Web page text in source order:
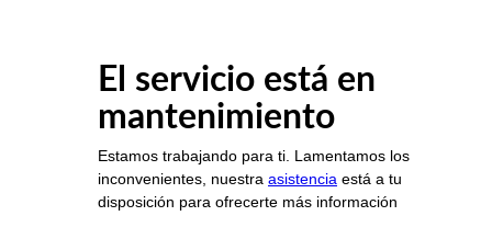
El servicio está en
mantenimiento
Estamos trabajando para ti. Lamentamos los
inconvenientes, nuestra asistencia está a tu
disposición para ofrecerte más información